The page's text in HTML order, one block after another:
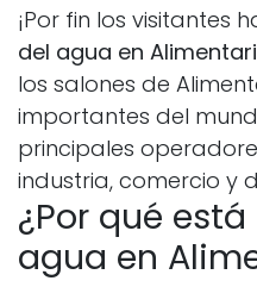
¡Por fin los visitantes
del agua en
los salones de
importantes del
principales
industria, comercio y
¿Por qué
agua en